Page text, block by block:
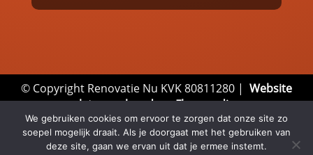
© Copyright Renovatie Nu KVK 80811280 | Website
laten maken door Flexamedia
Privacyverklaring|Disclaimer| Algemene
Voorwaarden
We gebruiken cookies om ervoor te zorgen dat onze site zo
soepel mogelijk draait. Als je doorgaat met het gebruiken van
deze site, gaan we ervan uit dat je ermee instemt.